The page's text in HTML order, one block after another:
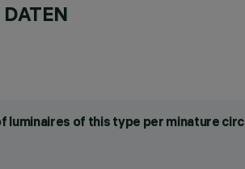
luminaires of this type per minature